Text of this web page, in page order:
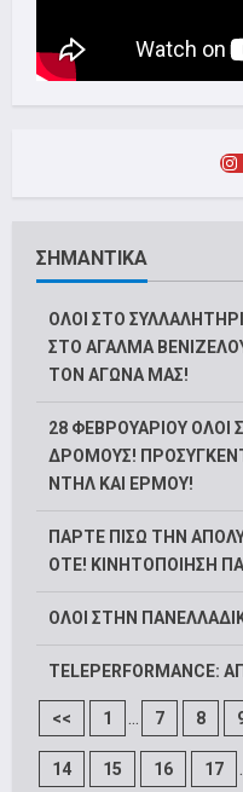
ΣΗΜΑΝΤΙΚΑ
ΟΛΟΙ ΣΤΟ
ΣΤΟ ΑΓΑΛΜΑ
ΤΟΝ ΑΓΩΝΑ ΜΑΣ!
28 ΦΕΒΡΟΥΑΡΙΟΥ ΟΛΟΙ
ΔΡΟΜΟΥΣ!
ΝΤΗΛ ΚΑΙ ΕΡΜΟΥ!
ΠΑΡΤΕ ΠΙΣΩ ΤΗΝ
ΟΤΕ! ΚΙΝΗΤΟΠΟΙΗΣΗ
ΟΛΟΙ ΣΤΗΝ
TELEPERFORMANCE:
<< 1 ... 7 8
14 15 16 17